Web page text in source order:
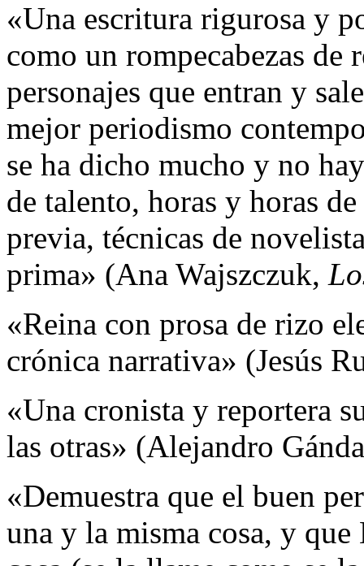
«Una escritura rigurosa y
como un rompecabezas de
personajes que entran y
mejor periodismo
se ha dicho mucho y no
de talento, horas y horas
previa, técnicas de
prima» (Ana Wajszczuk,
«Reina con prosa de rizo
crónica narrativa» (Jesús
«Una cronista y reportera
las otras» (Alejandro
«Demuestra que el buen
una y la misma cosa, y